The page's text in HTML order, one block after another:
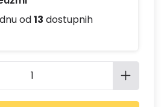
od13 dostupnih
Unesite